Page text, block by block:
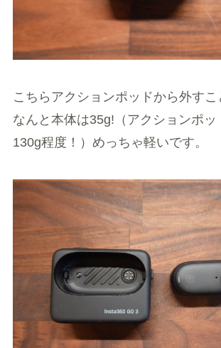
こちらアクションポッドから外すこ
なんと本体は35g!（アクションポッ
130g程度！）めっちゃ軽いです。